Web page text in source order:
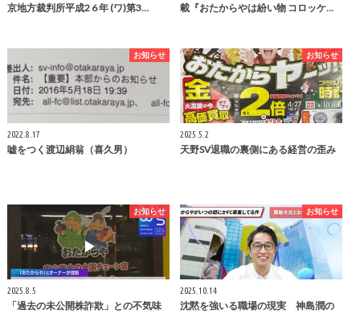
京地方裁判所平成2 6 年 (ワ)第3…
載『おたからやは紛い物 コロッケ…
お知らせ
2022.8.17
嘘をつく渡辺絹翁（喜久男）
お知らせ
2025.5.2
天野SV退職の裏側にある経営の歪み
お知らせ
2025.8.5
「過去の未公開株詐欺」との不気味
お知らせ
2025.10.14
沈黙を強いる職場の現実 神島潤の